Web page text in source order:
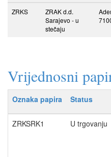
ZRKS
ZRAK d.d.
Sarajevo - u
stečaju
Vrijednosni
Oznaka papira Status
ZRKSRK1 U trgovanju